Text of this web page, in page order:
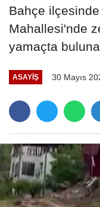
Bahçe
Mahallesi'nde
yamaçta
ASAYIŞ 30 Mayıs